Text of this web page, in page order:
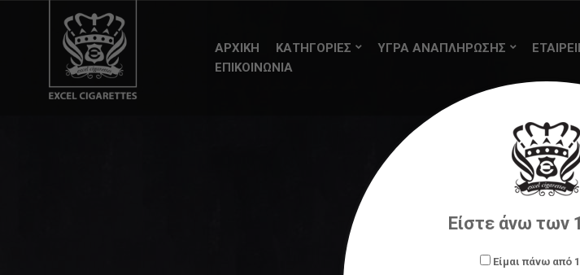
ΑΡΧΙΚΗ ΚΑΤΗΓΟΡΙΕΣ ΥΓΡΑ ΑΝΑΠΛΗΡΩΣΗΣ
ΕΠΙΚΟΙΝΩΝΙΑ
Just
Είστε άνω των
Είμαι πάνω από